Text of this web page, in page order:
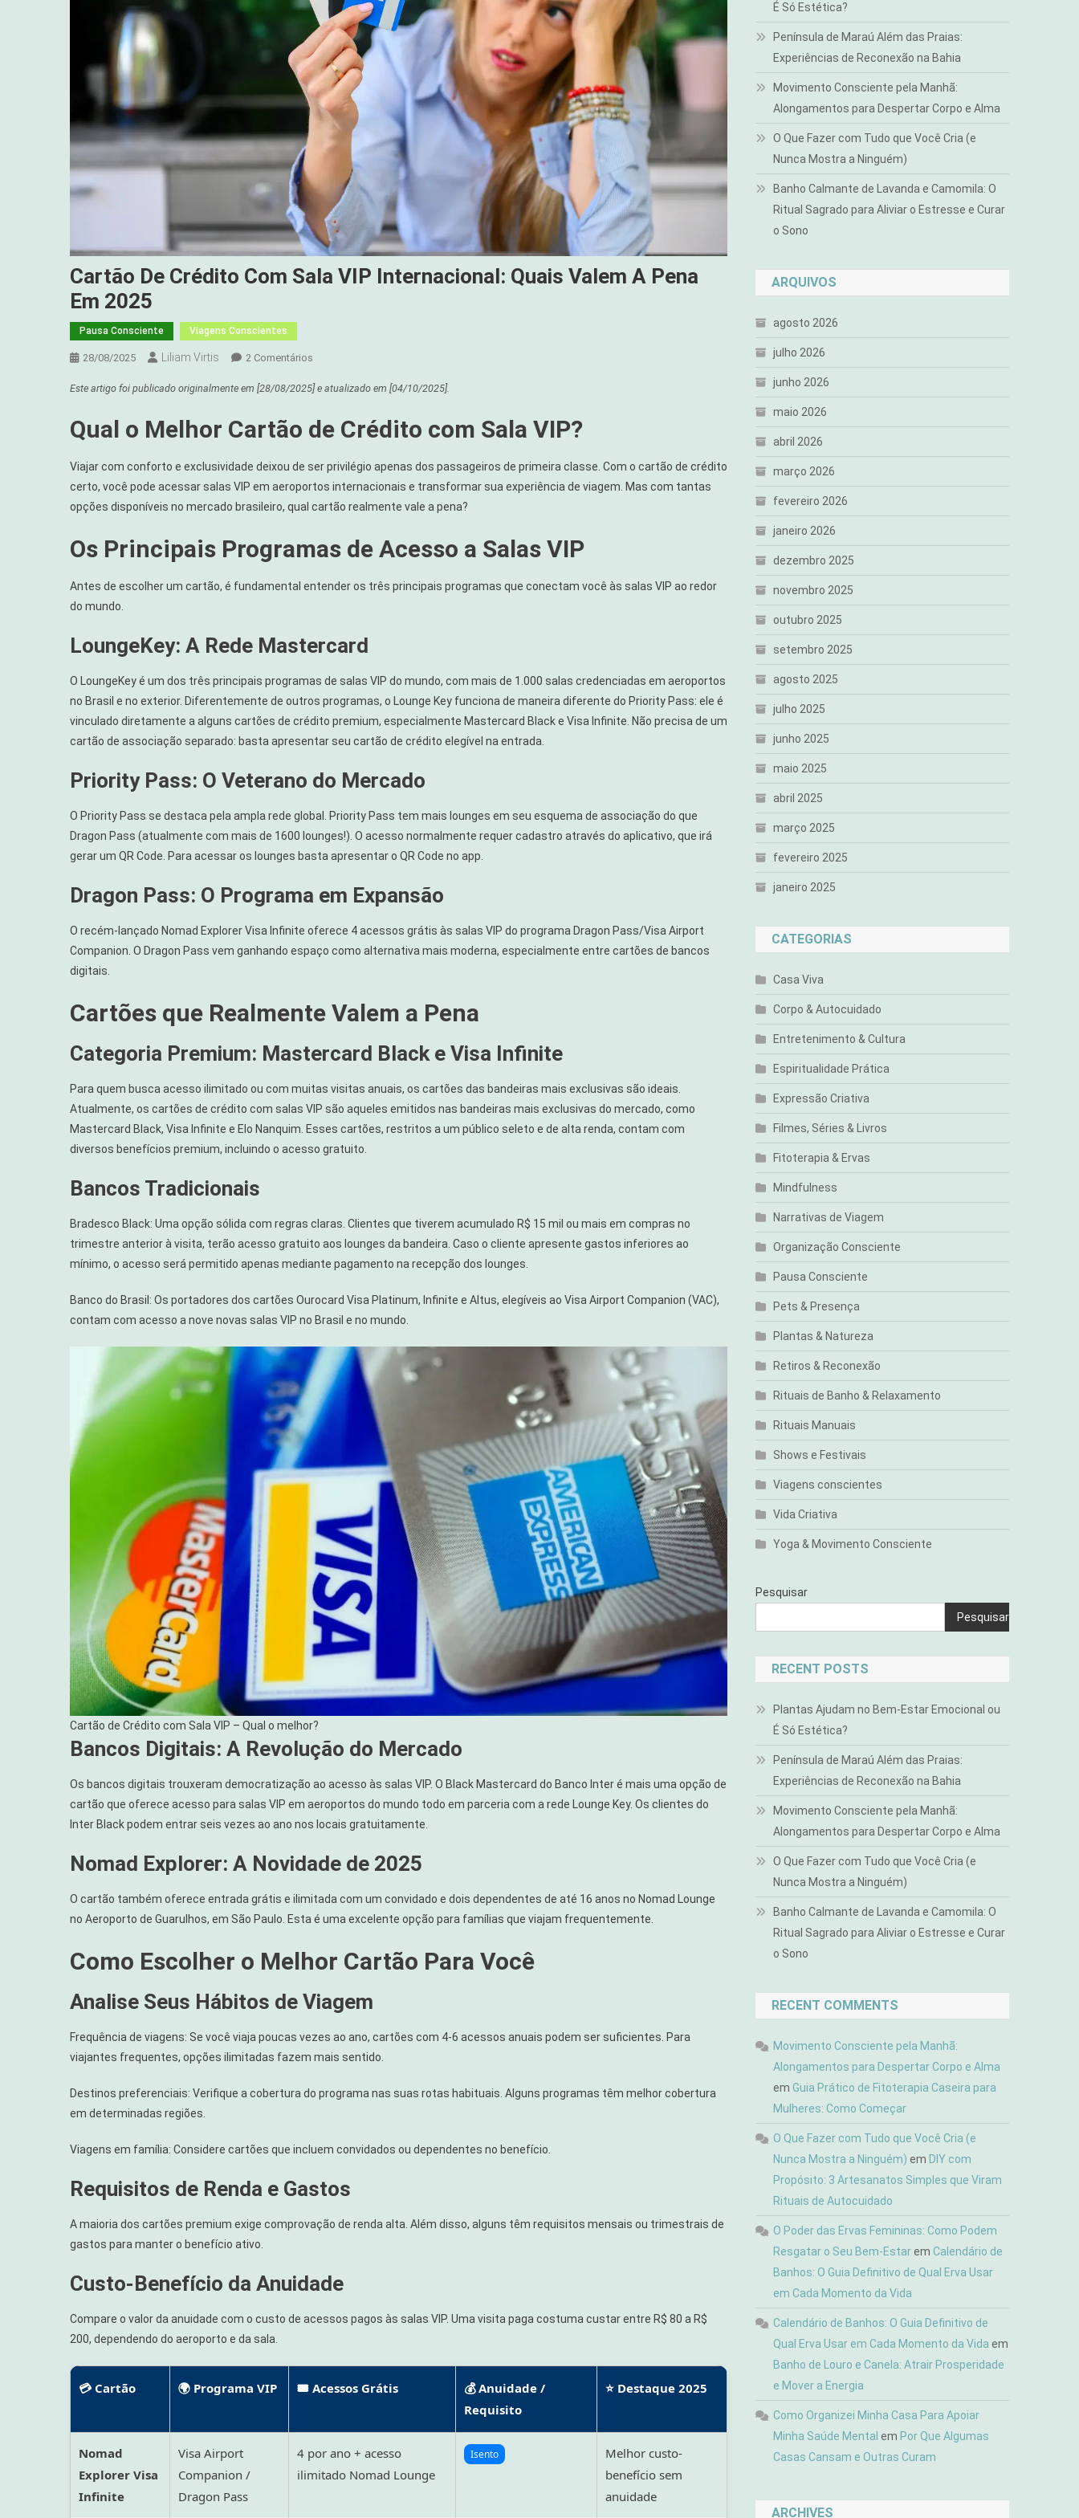
Cartão De Crédito Com Sala VIP Internacional: Quais Valem A Pena
Em 2025
Pausa Consciente Viagens Conscientes
28/08/2025 Liliam Virtis 2 Comentários
De
Com
VIP
Internacional:
Quais
Pena
Este artigo foi publicado originalmente em [28/08/2025]e atualizado em [04/10/2025].
Qual o Melhor Cartão de Crédito com Sala VIP?
Viajar com conforto e exclusividade deixou de ser privilégio apenas dos passageiros de primeira classe. Com o cartão de crédito
certo, você pode acessar salas VIP em aeroportos internacionais e transformar sua experiência de viagem. Mas com tantas
opções disponíveis no mercado brasileiro, qual cartão realmente vale a pena?
Os Principais Programas de Acesso a Salas VIP
Antes de escolher um cartão, é fundamental entender os três principais programas que conectam você às salas VIP ao redor
do mundo.
LoungeKey: A Rede Mastercard
O LoungeKey é um dos três principais programas de salas VIP do mundo, com mais de 1.000 salas credenciadas em aeroportos
no Brasil e no exterior. Diferentemente de outros programas, o Lounge Key funciona de maneira diferente do Priority Pass: ele é
vinculado diretamente a alguns cartões de crédito premium, especialmente Mastercard Black e Visa Infinite. Não precisa de um
cartão de associação separado: basta apresentar seu cartão de crédito elegível na entrada.
Priority Pass: O Veterano do Mercado
O Priority Pass se destaca pela ampla rede global. Priority Pass tem mais lounges em seu esquema de associação do que
Dragon Pass (atualmente com mais de 1600 lounges!). O acesso normalmente requer cadastro através do aplicativo, que irá
gerar um QR Code. Para acessar os lounges basta apresentar o QR Code no app.
Dragon Pass: O Programa em Expansão
O recém-lançado Nomad Explorer Visa Infinite oferece 4 acessos grátis às salas VIP do programa Dragon Pass/Visa Airport
Companion. O Dragon Pass vem ganhando espaço como alternativa mais moderna, especialmente entre cartões de bancos
digitais.
Cartões que Realmente Valem a Pena
Categoria Premium: Mastercard Black e Visa Infinite
Para quem busca acesso ilimitado ou com muitas visitas anuais, os cartões das bandeiras mais exclusivas são ideais.
Atualmente, os cartões de crédito com salas VIP são aqueles emitidos nas bandeiras mais exclusivas do mercado, como
Mastercard Black, Visa Infinite e Elo Nanquim. Esses cartões, restritos a um público seleto e de alta renda, contam com
diversos benefícios premium, incluindo o acesso gratuito.
Bancos Tradicionais
Bradesco Black: Uma opção sólida com regras claras. Clientes que tiverem acumulado R$ 15 mil ou mais em compras no
trimestre anterior à visita, terão acesso gratuito aos lounges da bandeira. Caso o cliente apresente gastos inferiores ao
mínimo, o acesso será permitido apenas mediante pagamento na recepção dos lounges.
Banco do Brasil: Os portadores dos cartões Ourocard Visa Platinum, Infinite e Altus, elegíveis ao Visa Airport Companion (VAC),
contam com acesso a nove novas salas VIP no Brasil e no mundo.
Cartão de Crédito com Sala VIP – Qual o melhor?
Bancos Digitais: A Revolução do Mercado
Os bancos digitais trouxeram democratização ao acesso às salas VIP. O Black Mastercard do Banco Inter é mais uma opção de
cartão que oferece acesso para salas VIP em aeroportos do mundo todo em parceria com a rede Lounge Key. Os clientes do
Inter Black podem entrar seis vezes ao ano nos locais gratuitamente.
Nomad Explorer: A Novidade de 2025
O cartão também oferece entrada grátis e ilimitada com um convidado e dois dependentes de até 16 anos no Nomad Lounge
no Aeroporto de Guarulhos, em São Paulo. Esta é uma excelente opção para famílias que viajam frequentemente.
Como Escolher o Melhor Cartão Para Você
Analise Seus Hábitos de Viagem
Frequência de viagens: Se você viaja poucas vezes ao ano, cartões com 4-6 acessos anuais podem ser suficientes. Para
viajantes frequentes, opções ilimitadas fazem mais sentido.
Destinos preferenciais: Verifique a cobertura do programa nas suas rotas habituais. Alguns programas têm melhor cobertura
em determinadas regiões.
Viagens em família: Considere cartões que incluem convidados ou dependentes no benefício.
Requisitos de Renda e Gastos
A maioria dos cartões premium exige comprovação de renda alta. Além disso, alguns têm requisitos mensais ou trimestrais de
gastos para manter o benefício ativo.
Custo-Benefício da Anuidade
Compare o valor da anuidade com o custo de acessos pagos às salas VIP. Uma visita paga costuma custar entre R$ 80 a R$
200, dependendo do aeroporto e da sala.
💳 Cartão 🌍 Programa VIP 🎟️ Acessos Grátis
💰 Anuidade /
Requisito
⭐ Destaque 2025
Nomad
Explorer Visa
Infinite
Visa Airport
Companion /
Dragon Pass
4 por ano + acesso
ilimitado Nomad Lounge
Isento
Melhor custo-
benefício sem
anuidade
É Só Estética?
Península de Maraú Além das Praias:
Experiências de Reconexão na Bahia
Movimento Consciente pela Manhã:
Alongamentos para Despertar Corpo e Alma
O Que Fazer com Tudo que Você Cria (e
Nunca Mostra a Ninguém)
Banho Calmante de Lavanda e Camomila: O
Ritual Sagrado para Aliviar o Estresse e Curar
o Sono
ARQUIVOS
agosto 2026
julho 2026
junho 2026
maio 2026
abril 2026
março 2026
fevereiro 2026
janeiro 2026
dezembro 2025
novembro 2025
outubro 2025
setembro 2025
agosto 2025
julho 2025
junho 2025
maio 2025
abril 2025
março 2025
fevereiro 2025
janeiro 2025
CATEGORIAS
Casa Viva
Corpo & Autocuidado
Entretenimento & Cultura
Espiritualidade Prática
Expressão Criativa
Filmes, Séries & Livros
Fitoterapia & Ervas
Mindfulness
Narrativas de Viagem
Organização Consciente
Pausa Consciente
Pets & Presença
Plantas & Natureza
Retiros & Reconexão
Rituais de Banho & Relaxamento
Rituais Manuais
Shows e Festivais
Viagens conscientes
Vida Criativa
Yoga & Movimento Consciente
Pesquisar
Pesquisar
RECENT POSTS
Plantas Ajudam no Bem-Estar Emocional ou
É Só Estética?
Península de Maraú Além das Praias:
Experiências de Reconexão na Bahia
Movimento Consciente pela Manhã:
Alongamentos para Despertar Corpo e Alma
O Que Fazer com Tudo que Você Cria (e
Nunca Mostra a Ninguém)
Banho Calmante de Lavanda e Camomila: O
Ritual Sagrado para Aliviar o Estresse e Curar
o Sono
RECENT COMMENTS
Movimento Consciente pela Manhã:
Alongamentos para Despertar Corpo e Alma
emGuia Prático de Fitoterapia Caseira para
Mulheres: Como Começar
O Que Fazer com Tudo que Você Cria (e
Nunca Mostra a Ninguém) em DIY com
Propósito: 3 Artesanatos Simples que Viram
Rituais de Autocuidado
O Poder das Ervas Femininas: Como Podem
Resgatar o Seu Bem-EstaremCalendário de
Banhos: O Guia Definitivo de Qual Erva Usar
em Cada Momento da Vida
Calendário de Banhos: O Guia Definitivo de
Qual Erva Usar em Cada Momento da Vida em
Banho de Louro e Canela: Atrair Prosperidade
e Mover a Energia
Como Organizei Minha Casa Para Apoiar
Minha Saúde Mental em Por Que Algumas
Casas Cansam e Outras Curam
ARCHIVES